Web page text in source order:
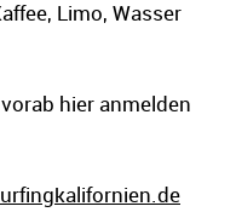
Limo, Wasser
hier anmelden